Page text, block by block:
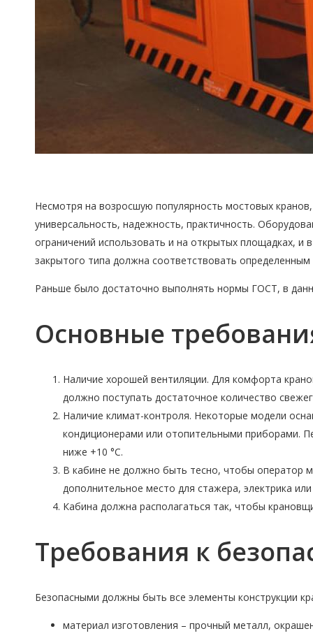
Несмотря на возросшую популярность мостовых
универсальность, надежность, практичность.
ограничений использовать и на открытых площадках,
закрытого типа должна соответствовать
Раньше было достаточно выполнять нормы ГОСТ, в
Основные
Наличие хорошей вентиляции. Для комфорта
должно поступать достаточное количество
Наличие климат-контроля. Некоторые модели
кондиционерами или отопительными приборами.
ниже +10 °C.
В кабине не должно быть тесно, чтобы оператор
дополнительное место для стажера, электрика или
Кабина должна располагаться так, чтобы
Требования к
Безопасными должны быть все элементы конструкции
материал изготовления – прочный металл,